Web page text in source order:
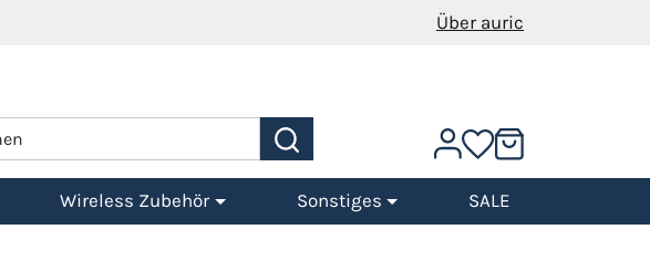
Über auric
Wireless Zubehör Sonstiges SALE